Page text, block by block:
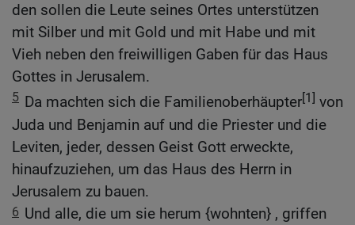
den sollen die Leute seines Ortes unterstützen
mit Silber und mit Gold und mit Habe und mit
Vieh neben den freiwilligen Gaben für das Haus
Gottes in Jerusalem.
5 Da machten sich die Familienoberhäupter[1] von
Juda und Benjamin auf und die Priester und die
Leviten, jeder, dessen Geist Gott erweckte,
hinaufzuziehen, um das Haus des Herrn in
Jerusalem zu bauen.
6 Und alle, die um sie herum {wohnten} , griffen